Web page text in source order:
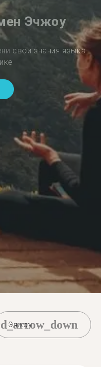
Эчжоу
свои знания языка
Эчжоу